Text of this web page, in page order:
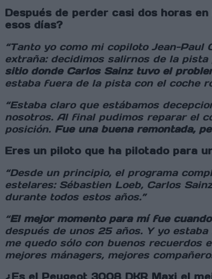
Después de perder casi dos horas
esos días?
“Tanto yo como mi copiloto Jean-
extraña: decidimos salirnos de la pista
sitio donde Carlos Sainz tuvo el
estaba fuera de la pista con el coche
“Estaba claro que estábamos
nosotros. Al final pudimos reparar el
posición. Fue una buena remontada,
Eres un piloto que ha pilotado para
“Desde un principio, el programa
estelares: Sébastien Loeb, Carlos
durante todos estos años.”
“El mejor momento para mí fue
después de unos 25 años. Y yo
me quedo sólo con buenos recuerdos
mejores mánagers, mejores